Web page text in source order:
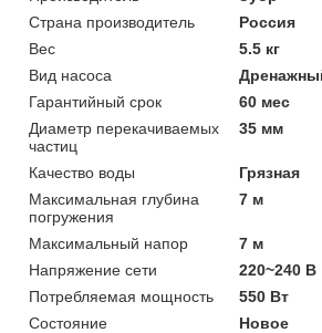
Страна производитель
Россия
Вес
5.5 кг
Вид насоса
Гарантийный срок
60 мес
Диаметр перекачиваемых
частиц
35 мм
Качество воды
Грязная
Максимальная глубина
погружения
7 м
Максимальный напор
7 м
Напряжение сети
220~240 В
Потребляемая мощность
550 Вт
Состояние
Новое